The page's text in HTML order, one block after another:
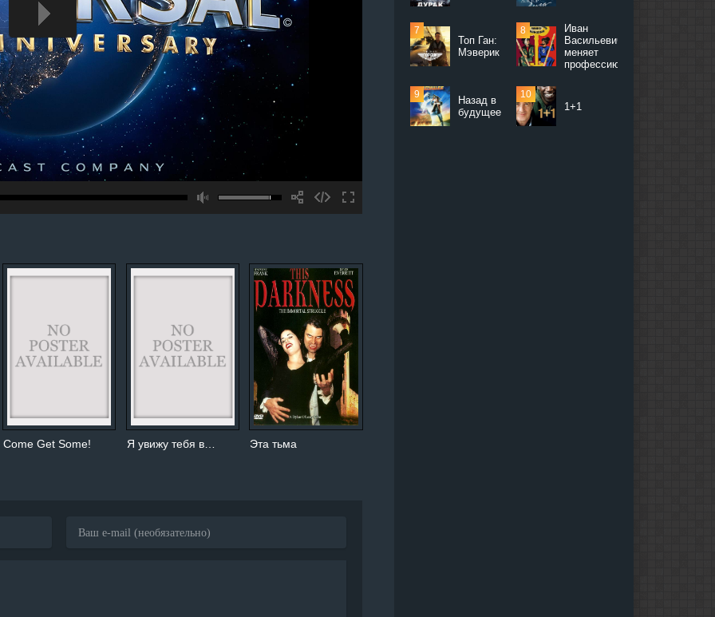
Come Get Some! Я увижу тебя в… Эта тьма
Топ Ган:
Мэверик
Иван
Васильевич
меняет
профессию
Назад в
будущее
1+1